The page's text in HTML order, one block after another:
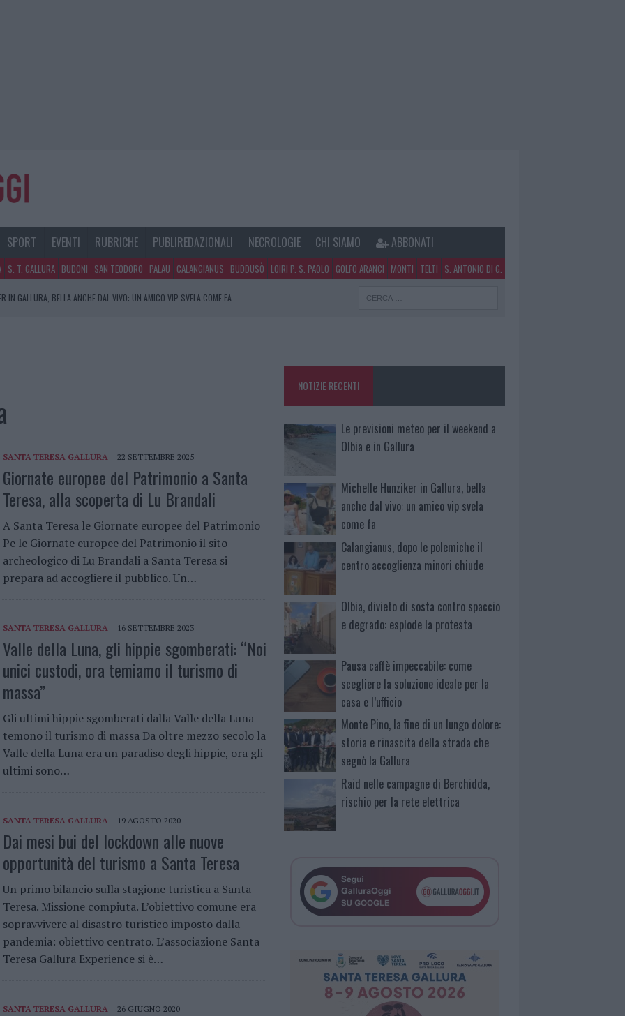
SPORT EVENTI RUBRICHE PUBLIREDAZIONALI NECROLOGIE CHI SIAMO ABBONATI
S. T. GALLURA BUDONI SAN TEODORO PALAU CALANGIANUS BUDDUSÒ LOIRI P. S. PAOLO GOLFO ARANCI MONTI TELTI S. ANTONIO DI G.
IN GALLURA, BELLA ANCHE DAL VIVO: UN AMICO VIP SVELA COME FA
LA SOLUZIONE IDEALE PER LA CASA E L’UFFICIO
SANTA TERESA GALLURA 22 SETTEMBRE 2025
Giornate europee del Patrimonio a Santa
Teresa, alla scoperta di Lu Brandali
A Santa Teresa le Giornate europee del Patrimonio
Pe le Giornate europee del Patrimonio il sito
archeologico di Lu Brandali a Santa Teresa si
prepara ad accogliere il pubblico. Un…
SANTA TERESA GALLURA 16 SETTEMBRE 2023
Valle della Luna, gli hippie sgomberati: “Noi
unici custodi, ora temiamo il turismo di
massa”
Gli ultimi hippie sgomberati dalla Valle della Luna
temono il turismo di massa Da oltre mezzo secolo la
Valle della Luna era un paradiso degli hippie, ora gli
ultimi sono…
SANTA TERESA GALLURA 19 AGOSTO 2020
Dai mesi bui del lockdown alle nuove
opportunità del turismo a Santa Teresa
Un primo bilancio sulla stagione turistica a Santa
Teresa. Missione compiuta. L’obiettivo comune era
sopravvivere al disastro turistico imposto dalla
pandemia: obiettivo centrato. L’associazione Santa
Teresa Gallura Experience si è…
SANTA TERESA GALLURA 26 GIUGNO 2020
NOTIZIE RECENTI
Le previsioni meteo per il weekend a
Olbia e in Gallura
Michelle Hunziker in Gallura, bella
anche dal vivo: un amico vip svela
come fa
Calangianus, dopo le polemiche il
centro accoglienza minori chiude
Olbia, divieto di sosta contro spaccio
e degrado: esplode la protesta
Pausa caffè impeccabile: come
scegliere la soluzione ideale per la
casa e l’ufficio
Monte Pino, la fine di un lungo dolore:
storia e rinascita della strada che
segnò la Gallura
Raid nelle campagne di Berchidda,
rischio per la rete elettrica